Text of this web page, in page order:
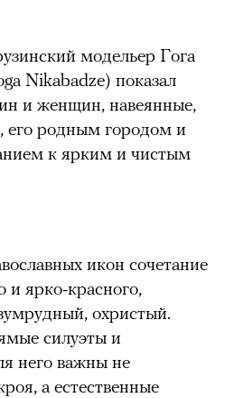
модельер Гога
Nikabadze) показал
и женщин, навеянные,
его родным городом и
к ярким и чистым
икон сочетание
и ярко-красного,
охристый.
силуэты и
него важны не
а естественные